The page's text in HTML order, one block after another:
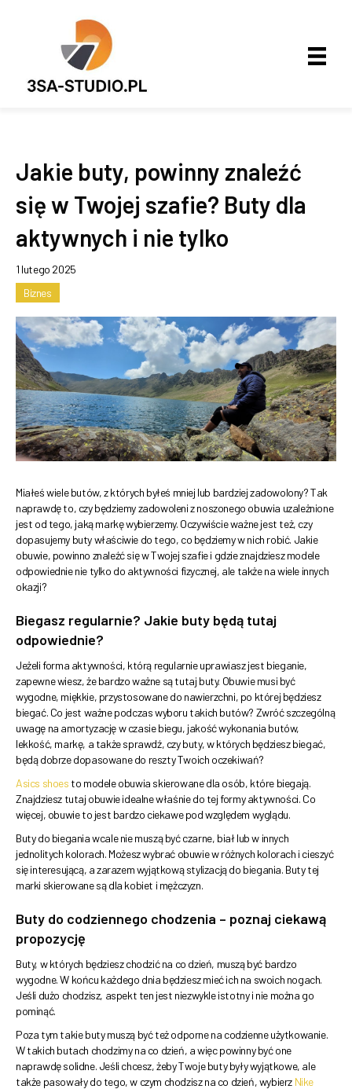
Jakie buty, powinny znaleźć
się w Twojej szafie? Buty dla
aktywnych i nie tylko
1 lutego 2025
Biznes
Miałeś wiele butów, z których byłeś mniej lub bardziej zadowolony? Tak
naprawdę to, czy będziemy zadowoleni z noszonego obuwia uzależnione
jest od tego, jaką markę wybierzemy. Oczywiście ważne jest też, czy
dopasujemy buty właściwie do tego, co będziemy w nich robić. Jakie
obuwie, powinno znaleźć się w Twojej szafie i gdzie znajdziesz modele
odpowiednie nie tylko do aktywności fizycznej, ale także na wiele innych
okazji?
Biegasz regularnie? Jakie buty będą tutaj
odpowiednie?
Jeżeli forma aktywności, którą regularnie uprawiasz jest bieganie,
zapewne wiesz, że bardzo ważne są tutaj buty. Obuwie musi być
wygodne, miękkie, przystosowane do nawierzchni, po której będziesz
biegać. Co jest ważne podczas wyboru takich butów? Zwróć szczególną
uwagę na amortyzację w czasie biegu, jakość wykonania butów,
lekkość, markę, a także sprawdź, czy buty, w których będziesz biegać,
będą dobrze dopasowane do reszty Twoich oczekiwań?
Asics shoes to modele obuwia skierowane dla osób, które biegają.
Znajdziesz tutaj obuwie idealne właśnie do tej formy aktywności. Co
więcej, obuwie to jest bardzo ciekawe pod względem wyglądu.
Buty do biegania wcale nie muszą być czarne, biał lub w innych
jednolitych kolorach. Możesz wybrać obuwie w różnych kolorach i cieszyć
się interesującą, a zarazem wyjątkową stylizacją do biegania. Buty tej
marki skierowane są dla kobiet i mężczyzn.
Buty do codziennego chodzenia – poznaj ciekawą
propozycję
Buty, w których będziesz chodzić na co dzień, muszą być bardzo
wygodne. W końcu każdego dnia będziesz mieć ich na swoich nogach.
Jeśli dużo chodzisz, aspekt ten jest niezwykle istotny i nie można go
pominąć.
Poza tym takie buty muszą być też odporne na codzienne użytkowanie.
W takich butach chodzimy na co dzień, a więc powinny być one
naprawdę solidne. Jeśli chcesz, żeby Twoje buty były wyjątkowe, ale
także pasowały do tego, w czym chodzisz na co dzień, wybierz Nike